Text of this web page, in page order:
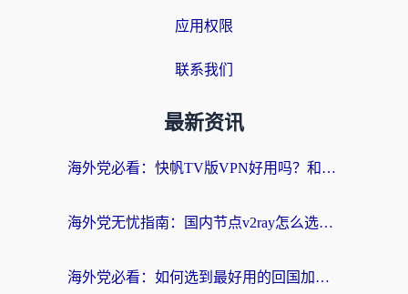
应用权限
联系我们
最新资讯
海外党必看：快帆TV版VPN好用吗？和快游VPN对比哪个回国效果更好？附实用避坑指南
海外党无忧指南：国内节点v2ray怎么选？一键回国VPN+多场景实测帮你避坑
海外党必看：如何选到最好用的回国加速器？从节点到售后的全维度指南